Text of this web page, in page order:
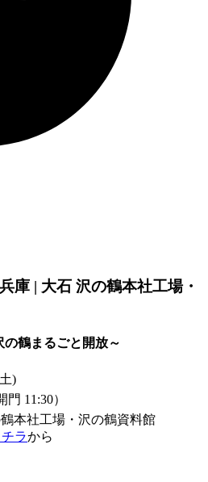
庫 | 大石 沢の鶴本社工場・
の鶴まるごと開放～
)
門 11:30）
本社工場・沢の鶴資料館
ラから